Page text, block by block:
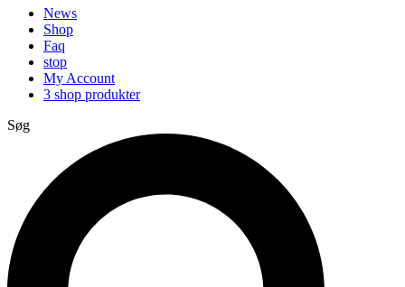
News
Shop
Faq
stop
My Account
3 shop produkter
Søg